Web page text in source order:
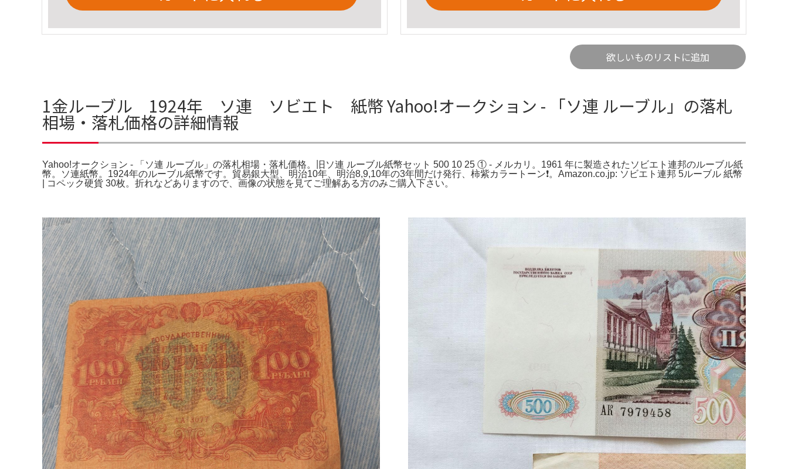
欲しいものリストに追加
1金ルーブル 1924年 ソ連 ソビエト 紙幣 Yahoo!オークション - 「ソ連 ルーブル」の落札
相場・落札価格の詳細情報
Yahoo!オークション - 「ソ連 ルーブル」の落札相場・落札価格。旧ソ連 ルーブル紙幣セット 500 10 25 ① - メルカリ。1961 年に製造されたソビエト連邦のルーブル紙
幣。ソ連紙幣。1924年のルーブル紙幣です。貿易銀大型、明治10年、明治8,9,10年の3年間だけ発行、柿紫カラートーン❗。Amazon.co.jp: ソビエト連邦 5ルーブル 紙幣
| コペック硬貨 30枚。折れなどありますので、画像の状態を見てご理解ある方のみご購入下さい。